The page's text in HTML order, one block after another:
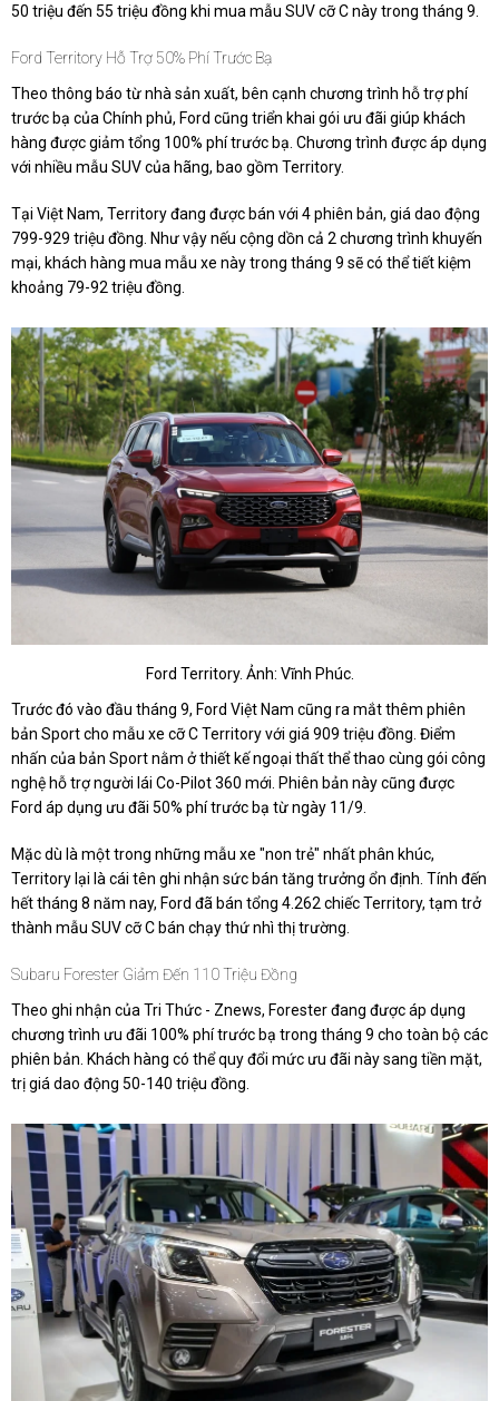
50 triệu đến 55 triệu đồng khi mua mẫu SUV cỡ C này trong tháng 9.
Ford Territory Hỗ Trợ 50% Phí Trước Bạ
Theo thông báo từ nhà sản xuất, bên cạnh chương trình hỗ trợ phí
trước bạ của Chính phủ, Ford cũng triển khai gói ưu đãi giúp khách
hàng được giảm tổng 100% phí trước bạ. Chương trình được áp dụng
với nhiều mẫu SUV của hãng, bao gồm Territory.
Tại Việt Nam, Territory đang được bán với 4 phiên bản, giá dao động
799-929 triệu đồng. Như vậy nếu cộng dồn cả 2 chương trình khuyến
mại, khách hàng mua mẫu xe này trong tháng 9 sẽ có thể tiết kiệm
khoảng 79-92 triệu đồng.
Ford Territory. Ảnh: Vĩnh Phúc.
Trước đó vào đầu tháng 9, Ford Việt Nam cũng ra mắt thêm phiên
bản Sport cho mẫu xe cỡ C Territory với giá 909 triệu đồng. Điểm
nhấn của bản Sport nằm ở thiết kế ngoại thất thể thao cùng gói công
nghệ hỗ trợ người lái Co-Pilot 360 mới. Phiên bản này cũng được
Ford áp dụng ưu đãi 50% phí trước bạ từ ngày 11/9.
Mặc dù là một trong những mẫu xe "non trẻ" nhất phân khúc,
Territory lại là cái tên ghi nhận sức bán tăng trưởng ổn định. Tính đến
hết tháng 8 năm nay, Ford đã bán tổng 4.262 chiếc Territory, tạm trở
thành mẫu SUV cỡ C bán chạy thứ nhì thị trường.
Subaru Forester Giảm Đến 110 Triệu Đồng
Theo ghi nhận của Tri Thức - Znews, Forester đang được áp dụng
chương trình ưu đãi 100% phí trước bạ trong tháng 9 cho toàn bộ các
phiên bản. Khách hàng có thể quy đổi mức ưu đãi này sang tiền mặt,
trị giá dao động 50-140 triệu đồng.